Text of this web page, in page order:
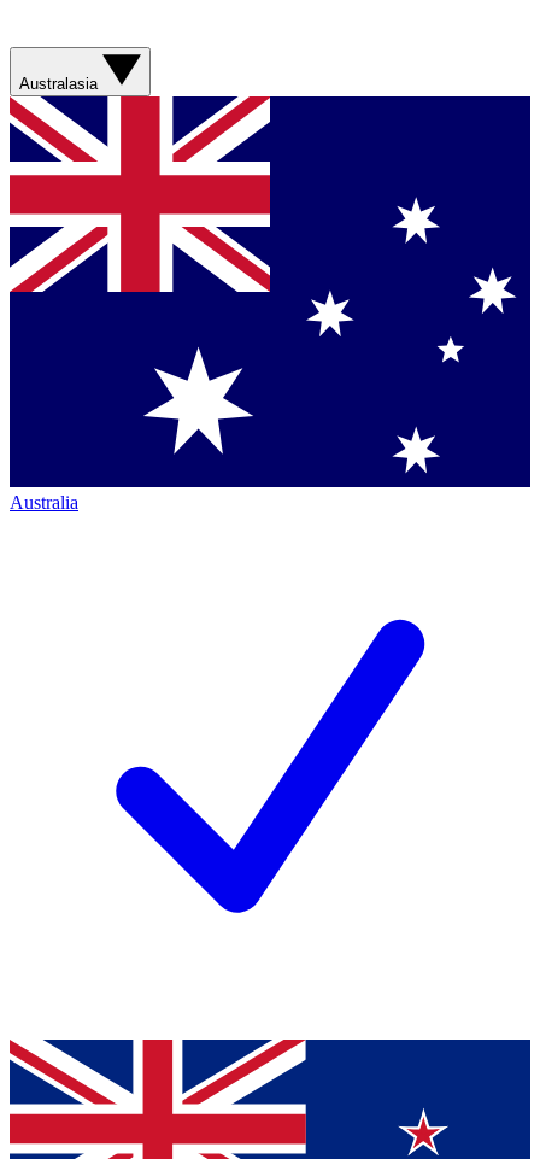
Australasia
Australia